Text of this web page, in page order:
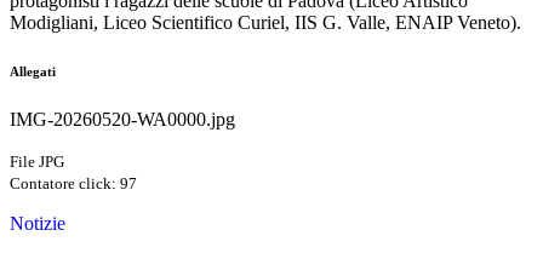
Modigliani, Liceo Scientifico Curiel, IIS G. Valle, ENAIP Veneto).
Allegati
IMG-20260520-WA0000.jpg
File JPG
Contatore click: 97
Notizie